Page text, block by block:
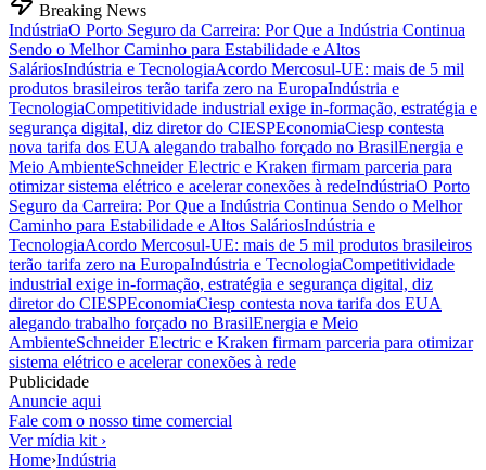
Breaking News
IndústriaO Porto Seguro da Carreira: Por Que a Indústria Continua
Sendo o Melhor Caminho para Estabilidade e Altos
SaláriosIndústria e TecnologiaAcordo Mercosul-UE: mais de 5 mil
produtos brasileiros terão tarifa zero na EuropaIndústria e
TecnologiaCompetitividade industrial exige in-formação, estratégia e
segurança digital, diz diretor do CIESPEconomiaCiesp contesta
nova tarifa dos EUA alegando trabalho forçado no BrasilEnergia e
Meio AmbienteSchneider Electric e Kraken firmam parceria para
otimizar sistema elétrico e acelerar conexões à redeIndústriaO Porto
Seguro da Carreira: Por Que a Indústria Continua Sendo o Melhor
Caminho para Estabilidade e Altos SaláriosIndústria e
TecnologiaAcordo Mercosul-UE: mais de 5 mil produtos brasileiros
terão tarifa zero na EuropaIndústria e TecnologiaCompetitividade
industrial exige in-formação, estratégia e segurança digital, diz
diretor do CIESPEconomiaCiesp contesta nova tarifa dos EUA
alegando trabalho forçado no BrasilEnergia e Meio
AmbienteSchneider Electric e Kraken firmam parceria para otimizar
sistema elétrico e acelerar conexões à rede
Publicidade
Anuncie aqui
Fale com o nosso time comercial
Ver mídia kit ›
Home›Indústria